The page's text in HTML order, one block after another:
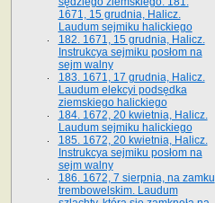
1671, 15 grudnia, Halicz.
Laudum sejmiku halickiego
182. 1671, 15 grudnia, Halicz.
Instrukcya sejmiku posłom na
sejm walny
183. 1671, 17 grudnia, Halicz.
Laudum elekcyi podsędka
ziemskiego halickiego
184. 1672, 20 kwietnia, Halicz.
Laudum sejmiku halickiego
185. 1672, 20 kwietnia, Halicz.
Instrukcya sejmiku posłom na
sejm walny
186. 1672, 7 sierpnia, na zamku
trembowelskim. Laudum